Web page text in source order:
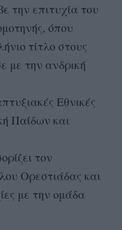
την επιτυχία του
όπου
τίτλο στους
με την ανδρική
Εθνικές
Παίδων και
τον
Ορεστιάδας και
με την ομάδα